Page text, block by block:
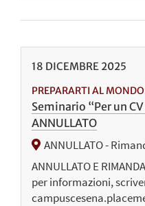
18 DICEMBRE 2025
PREPARARTI AL
Seminario “Per un
ANNULLATO
ANNULLATO -
ANNULLATO E
per informazioni,